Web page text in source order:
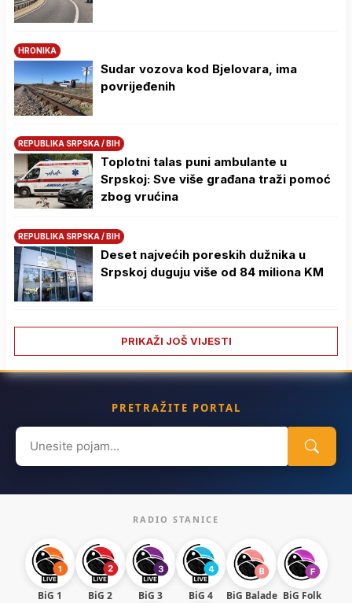
HRONIKA
Sudar vozova kod Bjelovara, ima
povrijeđenih
REPUBLIKA SRPSKA / BIH
Toplotni talas puni ambulante u
Srpskoj: Sve više građana traži pomoć
zbog vrućina
REPUBLIKA SRPSKA / BIH
Deset najvećih poreskih dužnika u
Srpskoj duguju više od 84 miliona KM
PRIKAŽI JOŠ VIJESTI
PRETRAŽITE PORTAL
Search
for:
RADIO STANICE
BiG 1 BiG 2 BiG 3 BiG 4 BiG Balade BiG Folk